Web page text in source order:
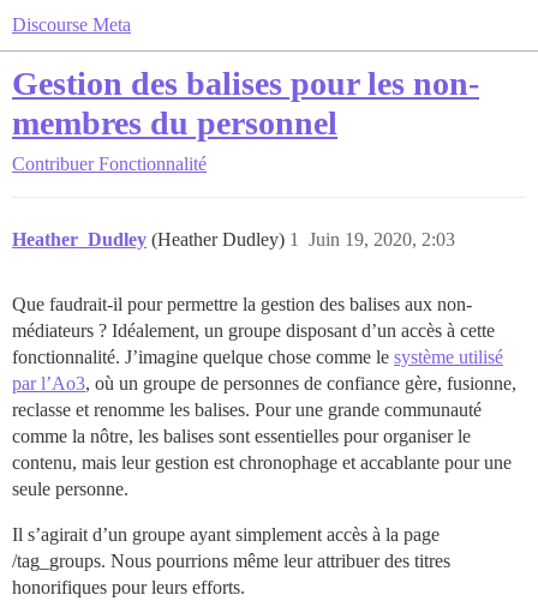
Discourse Meta
Gestion des balises pour les non-
membres du personnel
Contribuer Fonctionnalité
Heather_Dudley (Heather Dudley) Juin 19, 2020, 2:03
1
Que faudrait-il pour permettre la gestion des balises aux non-
médiateurs ? Idéalement, un groupe disposant d’un accès à cette
fonctionnalité. J’imagine quelque chose comme le système utilisé
par l’Ao3, où un groupe de personnes de confiance gère, fusionne,
reclasse et renomme les balises. Pour une grande communauté
comme la nôtre, les balises sont essentielles pour organiser le
contenu, mais leur gestion est chronophage et accablante pour une
seule personne.
Il s’agirait d’un groupe ayant simplement accès à la page
/tag_groups. Nous pourrions même leur attribuer des titres
honorifiques pour leurs efforts.